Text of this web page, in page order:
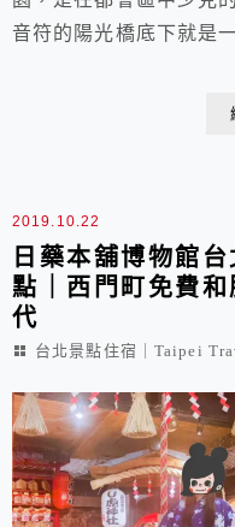
音符的陽光橋底下就是
2019.10.22
日藥本舖博物館
點｜西門町免費
代
台北景點住宿｜Taipei